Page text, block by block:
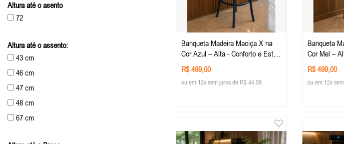
Altura até o asento
72
Altura até o assento:
43 cm
46 cm
47 cm
48 cm
67 cm
Banqueta Madeira Maciça X na
Cor Azul – Alta - Conforto e Estilo
para sua Decoração - Mobiliario
Rústico
R$ 499,00
ou em 12x sem juros de R$ 44,08
Banqueta Madeira Maciça X na
Cor Mel –
para sua
Rústico
R$ 499,00
ou em 12x